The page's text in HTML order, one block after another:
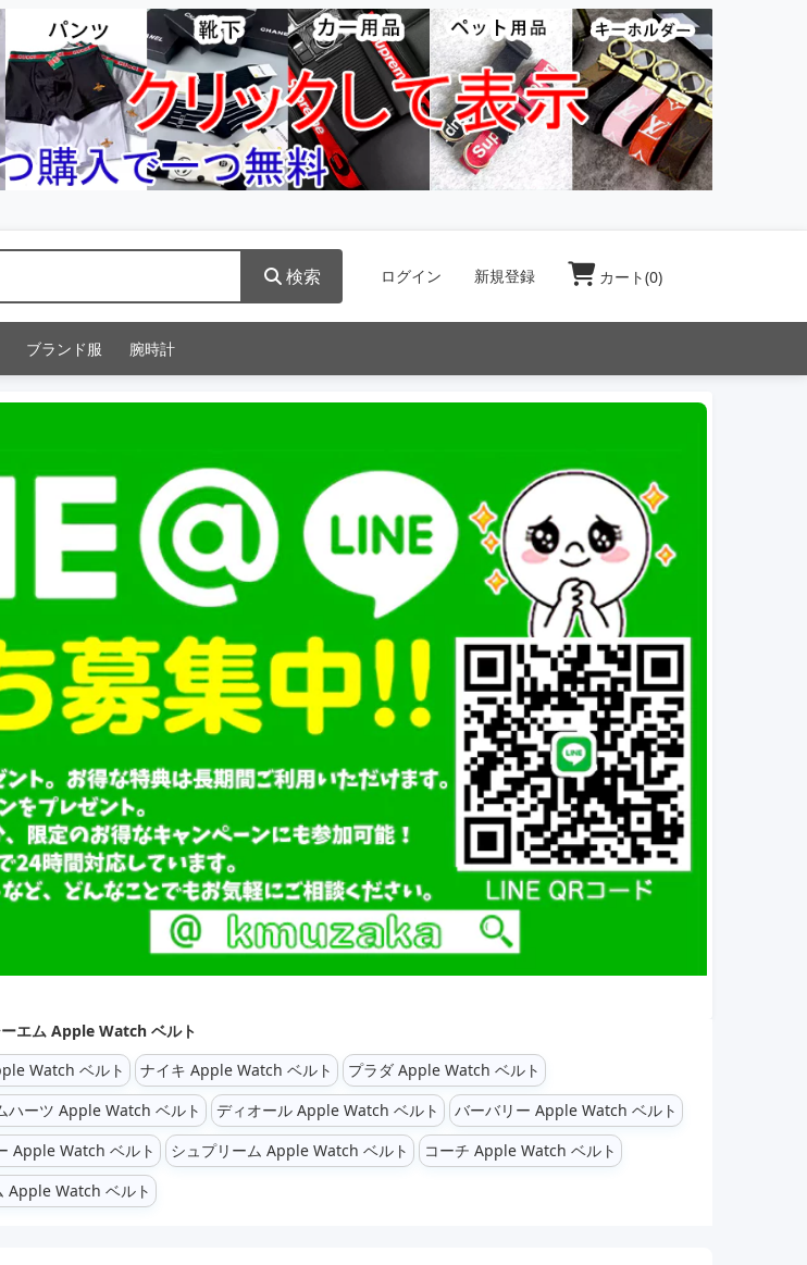
検索 ログイン 新規登録 カート(0)
ブランド服 腕時計
エム Apple Watch ベルト
Watch ベルト ナイキ Apple Watch ベルト
プラダ Apple Watch ベルト
ハーツ Apple Watch ベルト ディオール Apple Watch ベルト
バーバリー Apple Watch ベルト
Apple Watch ベルト シュプリーム Apple Watch ベルト
コーチ Apple Watch ベルト
Apple Watch ベルト